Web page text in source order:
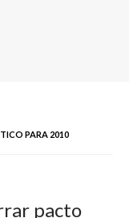
PARA 2010
pacto